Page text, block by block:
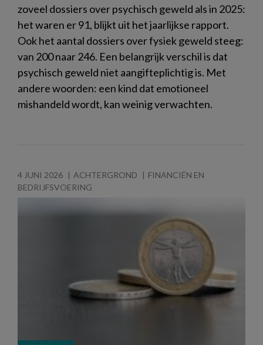
zoveel dossiers over psychisch geweld als in 2025:
het waren er 91, blijkt uit het jaarlijkse rapport.
Ook het aantal dossiers over fysiek geweld steeg:
van 200 naar 246. Een belangrijk verschil is dat
psychisch geweld niet aangifteplichtig is. Met
andere woorden: een kind dat emotioneel
mishandeld wordt, kan weinig verwachten.
4 JUNI 2026 ACHTERGROND
FINANCIËN EN
BEDRIJFSVOERING